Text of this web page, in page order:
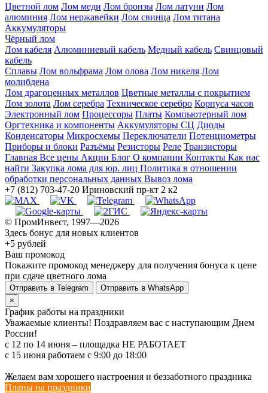
Цветной лом Лом меди Лом бронзы Лом латуни Лом
алюминия Лом нержавейки Лом свинца Лом титана
Аккумуляторы
Чёрный лом
Лом кабеля Алюминиевый кабель Медный кабель Свинцовый
кабель
Сплавы Лом вольфрама Лом олова Лом никеля Лом
молибдена
Лом драгоценных металлов Цветные металлы с покрытием
Лом золота Лом серебра Техническое серебро Корпуса часов
Электронный лом Процессоры Платы Компьютерный лом
Оргтехника и компоненты Аккумуляторы СЦ Диоды
Конденсаторы Микросхемы Переключатели Потенциометры
Приборы и блоки Разъёмы Резисторы Реле Транзисторы
Главная Все цены Акции Блог О компании Контакты Как нас
найти Закупка лома для юр. лиц Политика в отношении
обработки персональных данных Вывоз лома
+7 (812) 703-47-20 Ириновский пр-кт 2 к2
© ПромИнвест, 1997—2026
Здесь бонус для новых клиентов
+5 рублей
Ваш промокод
Покажите промокод менеджеру для получения бонуса к цене
при сдаче цветного лома
Отправить в Telegram
Отправить в WhatsApp
×
График работы на праздники
Уважаемые клиенты! Поздравляем вас с наступающим Днем
России!
с 12 по 14 июня – площадка НЕ РАБОТАЕТ
c 15 июня работаем с 9:00 до 18:00
Желаем вам хорошего настроения и беззаботного праздника
Планы на праздники